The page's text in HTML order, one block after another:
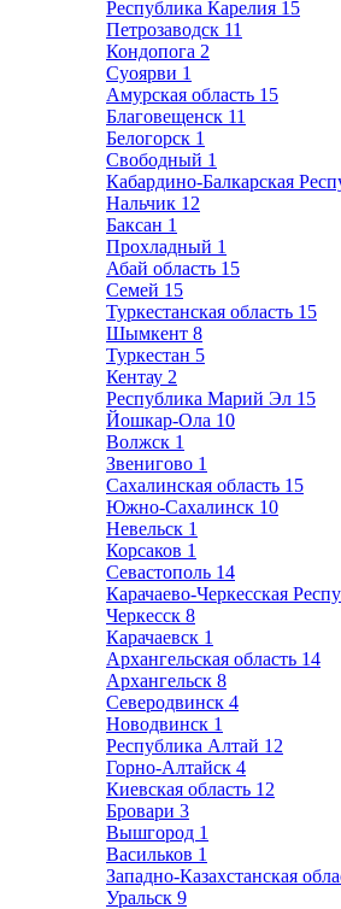
Республика Карелия 15
Петрозаводск 11
Кондопога 2
Суоярви 1
Амурская область 15
Благовещенск 11
Белогорск 1
Свободный 1
Кабардино-Балкарская
Нальчик 12
Баксан 1
Прохладный 1
Абай область 15
Семей 15
Туркестанская область 15
Шымкент 8
Туркестан 5
Кентау 2
Республика Марий Эл 15
Йошкар-Ола 10
Волжск 1
Звенигово 1
Сахалинская область 15
Южно-Сахалинск 10
Невельск 1
Корсаков 1
Севастополь 14
Карачаево-Черкесская
Черкесск 8
Карачаевск 1
Архангельская область 14
Архангельск 8
Северодвинск 4
Новодвинск 1
Республика Алтай 12
Горно-Алтайск 4
Киевская область 12
Бровари 3
Вышгород 1
Васильков 1
Западно-Казахстанская
Уральск 9